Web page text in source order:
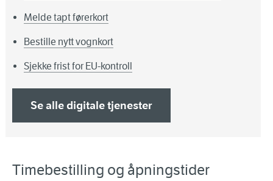
Melde tapt førerkort
Bestille nytt vognkort
Sjekke frist for EU-kontroll
Se alle digitale tjenester
Timebestilling og åpningstider